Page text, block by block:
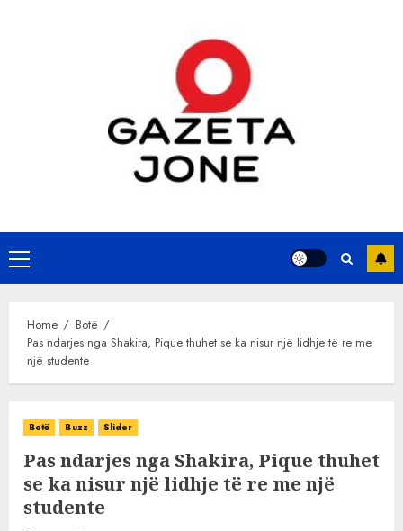
Primary
Menu
Home
Botë
Pas ndarjes nga Shakira, Pique thuhet se ka nisur një lidhje të re me
një studente
Botë Buzz Slider
Pas ndarjes nga Shakira, Pique thuhet
se ka nisur një lidhje të re me një
studente